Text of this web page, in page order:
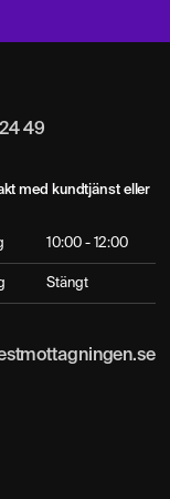
49
med kundtjänst eller
10:00 - 12:00
Stängt